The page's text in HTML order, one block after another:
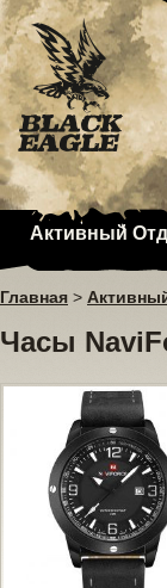
Активный
Главная >
Часы